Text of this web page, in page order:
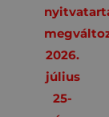
2026.
július
25-